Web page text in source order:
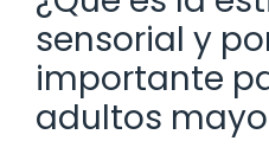
sensorial y
importante
adultos